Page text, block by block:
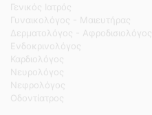
Γενικός Ιατρός
Γυναικολόγος - Μαιευτήρας
Δερματολόγος - Αφροδισιολόγος
Ενδοκρινολόγος
Καρδιολόγος
Νευρολόγος
Νεφρολόγος
Οδοντίατρος